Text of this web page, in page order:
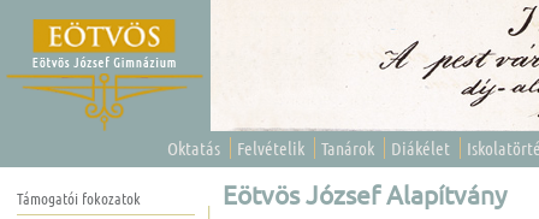
Oktatás Felvételik Tanárok Diákélet
Támogatói fokozatok
Eötvös József Alapítvány